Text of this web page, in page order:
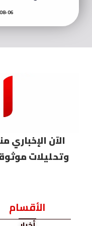
08-06
الآن الإخباري
وتحليلات
الأقسام